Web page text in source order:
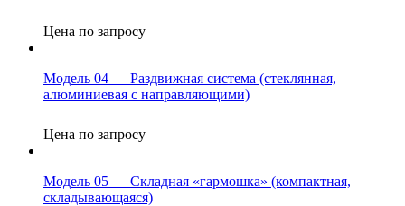
Цена по запросу
Модель 04 — Раздвижная система (стеклянная,
алюминиевая с направляющими)
Цена по запросу
Модель 05 — Складная «гармошка» (компактная,
складывающаяся)